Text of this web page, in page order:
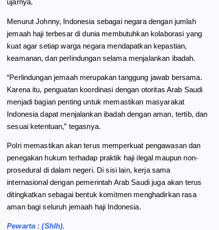
ujarnya.
Menurut Johnny, Indonesia sebagai negara dengan jumlah
jemaah haji terbesar di dunia membutuhkan kolaborasi yang
kuat agar setiap warga negara mendapatkan kepastian,
keamanan, dan perlindungan selama menjalankan ibadah.
“Perlindungan jemaah merupakan tanggung jawab bersama.
Karena itu, penguatan koordinasi dengan otoritas Arab Saudi
menjadi bagian penting untuk memastikan masyarakat
Indonesia dapat menjalankan ibadah dengan aman, tertib, dan
sesuai ketentuan,” tegasnya.
Polri memastikan akan terus memperkuat pengawasan dan
penegakan hukum terhadap praktik haji ilegal maupun non-
prosedural di dalam negeri. Di sisi lain, kerja sama
internasional dengan pemerintah Arab Saudi juga akan terus
ditingkatkan sebagai bentuk komitmen menghadirkan rasa
aman bagi seluruh jemaah haji Indonesia.
Pewarta : (Shlh).